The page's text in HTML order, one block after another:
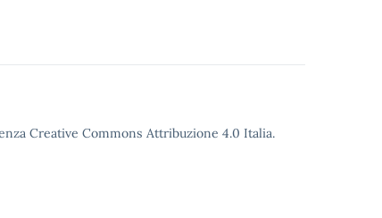
Creative Commons Attribuzione 4.0 Italia.